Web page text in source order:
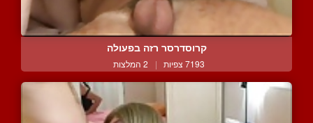
קרוסדרסר רזה בפעולה
7193 צפיות | 2 המלצות